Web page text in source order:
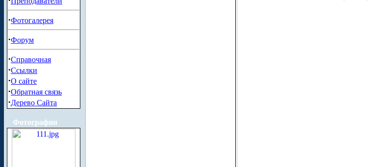
·Фотогалерея
·Форум
·Справочная
·Ссылки
·О сайте
·Обратная связь
·Дерево Сайта
Фотографии